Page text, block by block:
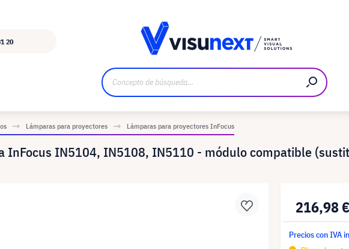
20
Lámparas para proyectores Lámparas para proyectores InFocus
InFocus IN5104, IN5108, IN5110 - módulo compatible
216,98
Precios con IVA